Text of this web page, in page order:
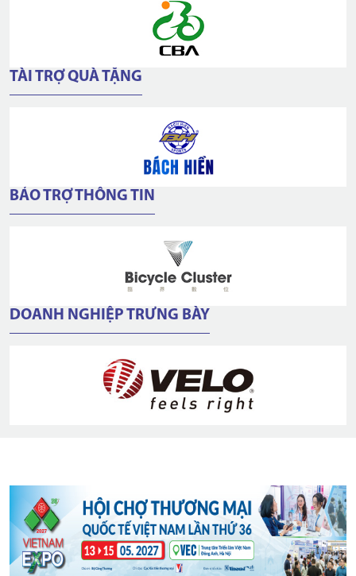
TÀI TRỢ QUÀ TẶNG
BẢO TRỢ THÔNG TIN
DOANH NGHIỆP TRƯNG BÀY